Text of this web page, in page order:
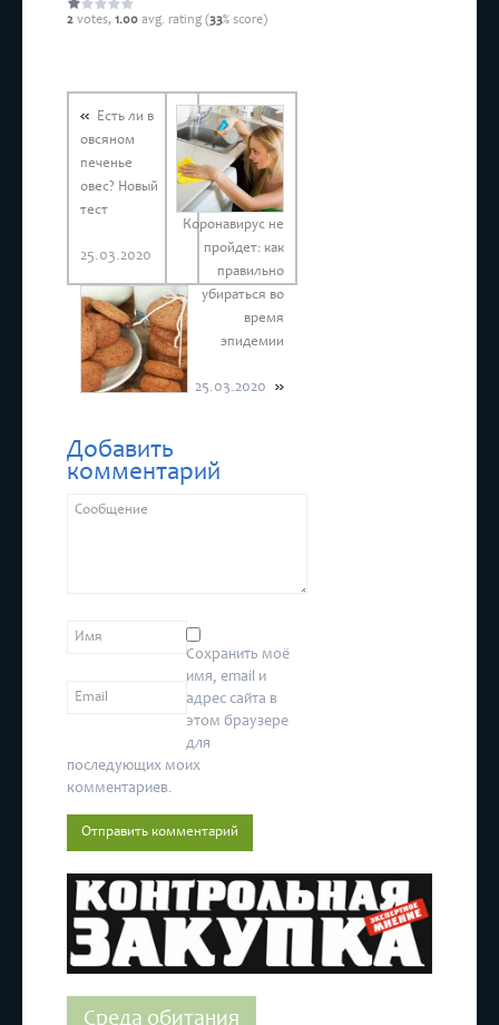
2 votes, 1.00 avg. rating (33% score)
Коронавирус не
пройдет: как
правильно
убираться во
время
эпидемии
25.03.2020
Есть ли в
овсяном
печенье
овес? Новый
тест
25.03.2020
Добавить
комментарий
Сохранить моё
имя, email и
адрес сайта в
этом браузере
для
последующих моих
комментариев.
Среда обитания